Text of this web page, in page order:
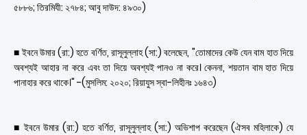
৫৮৮৬; তিরমিযী: ২৭৮৪; আবু দাউদ: ৪৯৩০)
■ ইবনে উমার (রা:) হতে বর্ণিত, রাসূলুল্লাহ (সা:) বলেছেন, "তোমাদের কেউ যেন বাম হাত দিয়ে
অবশ্যই আহার না করে এবং তা দিয়ে অবশ্যই পানও না করে। কেননা, শয়তান বাম হাত দিয়ে
পানাহার করে থাকে।" -(মুসলিম: ২০২০; রিয়াযুস স্বা-লিহীনঃ ১৬৪৩)
■ ইবনে উমার (রা:) হতে বর্ণিত, রাসূলুল্লাহ (সা:) অভিশাপ করেছেন (ঐসব মহিলাকে) যে